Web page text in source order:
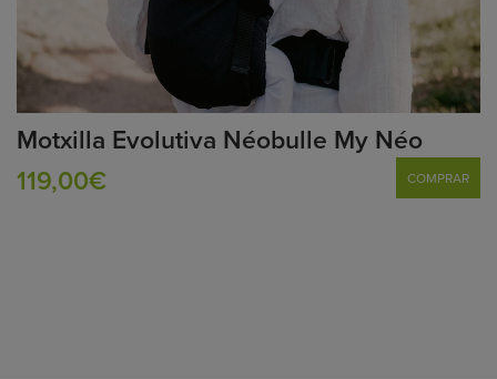
Motxilla Evolutiva Néobulle My Néo
119,00€
COMPRAR